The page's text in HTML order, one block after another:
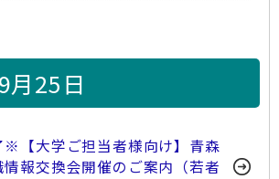
月25日
【大学ご担当者様向け】青森
報交換会開催のご案内（若者